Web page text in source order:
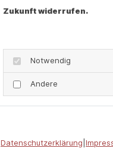
Zukunft widerrufen.
Notwendig
Andere
Datenschutzerklärung